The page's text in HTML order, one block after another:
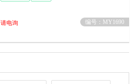
请电询
编号：MY1690